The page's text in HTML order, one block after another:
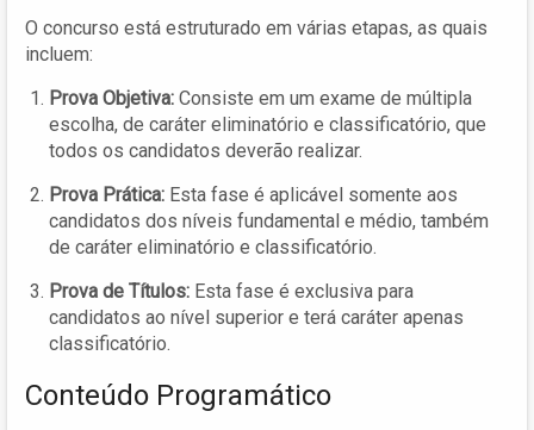
O concurso está estruturado em várias etapas, as quais
incluem:
Prova Objetiva: Consiste em um exame de múltipla
escolha, de caráter eliminatório e classificatório, que
todos os candidatos deverão realizar.
Prova Prática: Esta fase é aplicável somente aos
candidatos dos níveis fundamental e médio, também
de caráter eliminatório e classificatório.
Prova de Títulos: Esta fase é exclusiva para
candidatos ao nível superior e terá caráter apenas
classificatório.
Conteúdo Programático